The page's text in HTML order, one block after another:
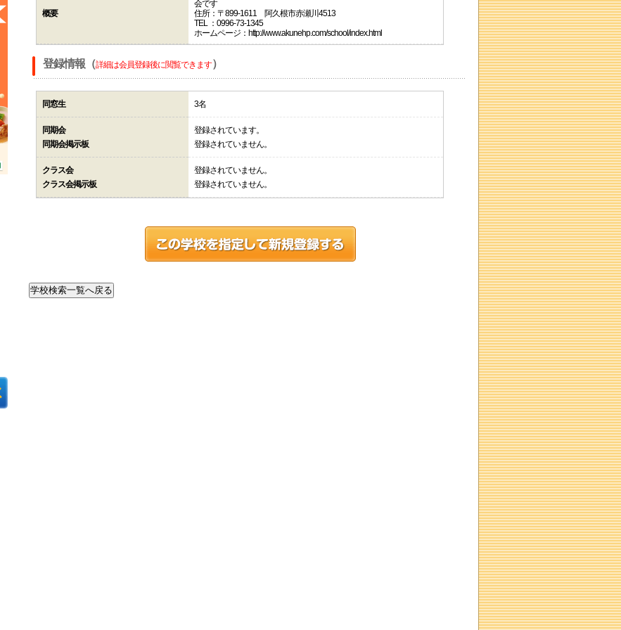
概要
会です
住所：〒899-1611 阿久根市赤瀬川4513
TEL ：0996-73-1345
ホームページ：http://www.akunehp.com/school/index.html
登録情報（詳細は会員登録後に閲覧できます）
同窓生 3名
同期会
同期会掲示板
登録されています。
登録されていません。
クラス会
クラス会掲示板
登録されていません。
登録されていません。